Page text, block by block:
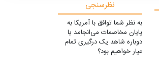
نظرسنجی
به نظر شما توافق با آمریکا به
پایان مخاصمات می‌انجامد یا
دوباره شاهد یک درگیری تمام
عیار خواهیم بود؟